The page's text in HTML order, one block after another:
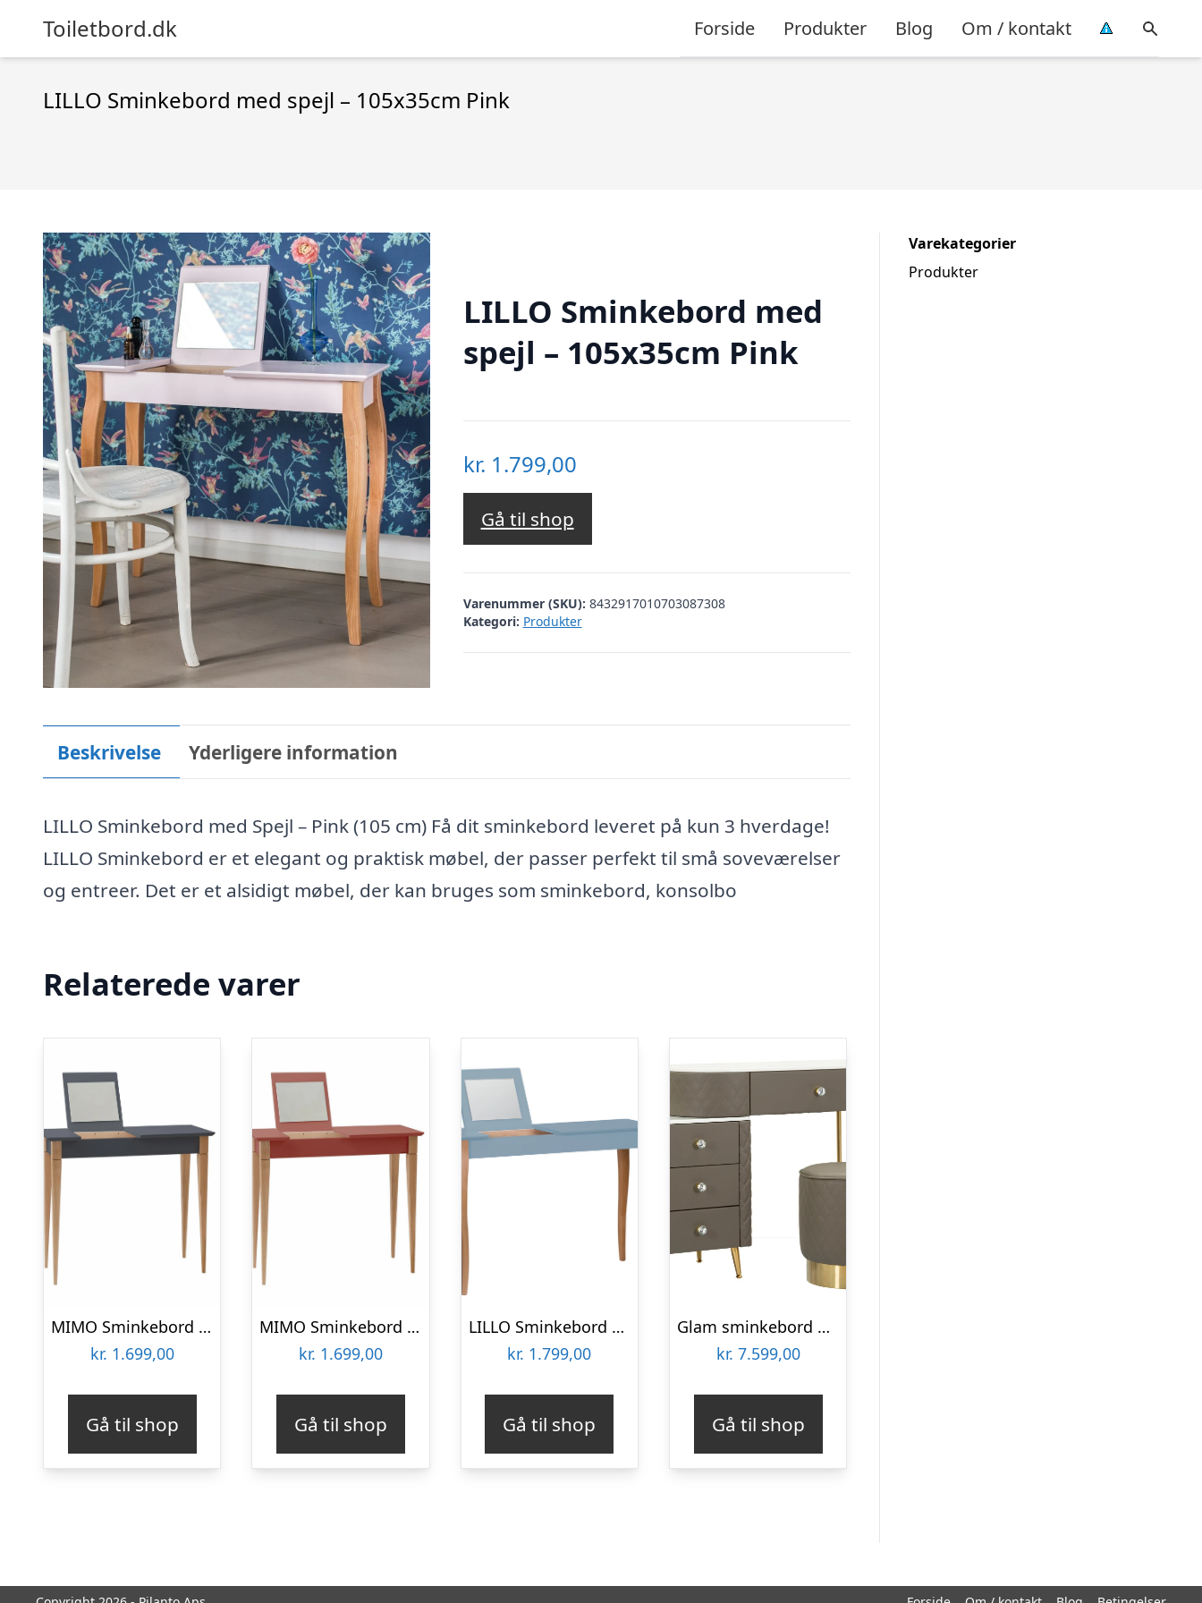
Toiletbord.dk Forside Produkter Blog Om / kontakt
LILLO Sminkebord med spejl – 105x35cm Pink
LILLO Sminkebord med
spejl – 105x35cm Pink
kr. 1.799,00
Gå til shop
Varenummer (SKU): 8432917010703087308
Kategori: Produkter
Beskrivelse Yderligere information
LILLO Sminkebord med Spejl – Pink (105 cm) Få dit sminkebord leveret på kun 3 hverdage!
LILLO Sminkebord er et elegant og praktisk møbel, der passer perfekt til små soveværelser
og entreer. Det er et alsidigt møbel, der kan bruges som sminkebord, konsolbo
Relaterede varer
MIMO Sminkebord med spejl – 65x35cm Grafit
kr. 1.699,00
Gå til shop
MIMO Sminkebord med spejl 85x35cm Antik pink
kr. 1.699,00
Gå til shop
LILLO Sminkebord med spejl 105x35cm Gentle Blue
kr. 1.799,00
Gå til shop
Glam sminkebord med skammel, guldfarvede kanter, 120x40x75, 36×39 cm
kr. 7.599,00
Gå til shop
Varekategorier
Produkter